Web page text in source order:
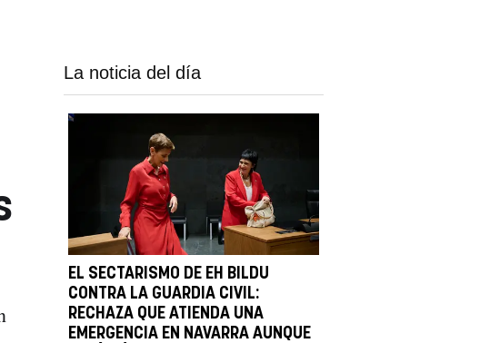
La noticia del día
EL SECTARISMO DE EH BILDU
CONTRA LA GUARDIA CIVIL:
RECHAZA QUE ATIENDA UNA
EMERGENCIA EN NAVARRA AUNQUE